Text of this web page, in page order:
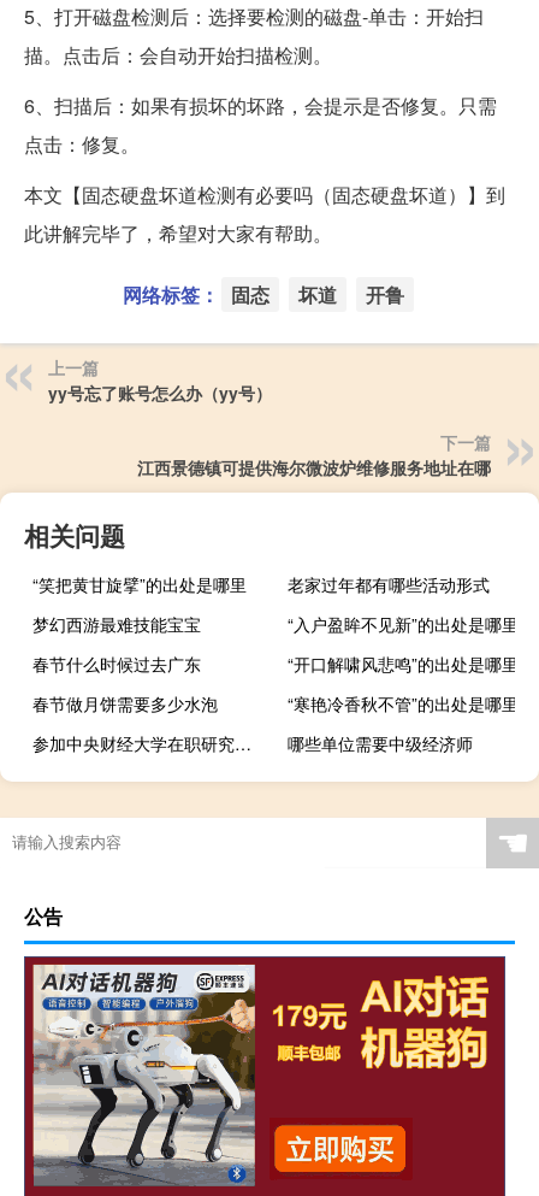
5、打开磁盘检测后：选择要检测的磁盘-单击：开始扫
描。点击后：会自动开始扫描检测。
6、扫描后：如果有损坏的坏路，会提示是否修复。只需
点击：修复。
本文【固态硬盘坏道检测有必要吗（固态硬盘坏道）】到
此讲解完毕了，希望对大家有帮助。
网络标签： 固态 坏道 开鲁
上一篇
yy号忘了账号怎么办（yy号）
下一篇
江西景德镇可提供海尔微波炉维修服务地址在哪
相关问题
“笑把黄甘旋擘”的出处是哪里
老家过年都有哪些活动形式
梦幻西游最难技能宝宝
“入户盈眸不见新”的出处是哪里
春节什么时候过去广东
“开口解啸风悲鸣”的出处是哪里
春节做月饼需要多少水泡
“寒艳冷香秋不管”的出处是哪里
参加中央财经大学在职研究生学习能拿到哪些证书
哪些单位需要中级经济师
☚
公告